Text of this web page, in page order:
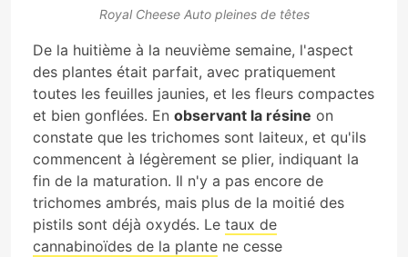
Royal Cheese Auto pleines de têtes
De la huitième à la neuvième semaine, l'aspect
des plantes était parfait, avec pratiquement
toutes les feuilles jaunies, et les fleurs compactes
et bien gonflées. En observant la résine on
constate que les trichomes sont laiteux, et qu'ils
commencent à légèrement se plier, indiquant la
fin de la maturation. Il n'y a pas encore de
trichomes ambrés, mais plus de la moitié des
pistils sont déjà oxydés. Le taux de
cannabinoïdes de la plante ne cesse